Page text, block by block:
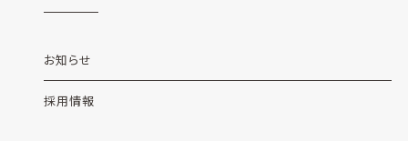
お知らせ
採用情報